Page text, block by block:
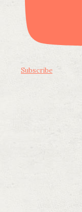
Subscribe